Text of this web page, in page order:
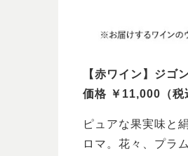
【赤ワイン】ジ
価格 ￥11,000（税
ピュアな果実味と
ロマ。花々、プラ